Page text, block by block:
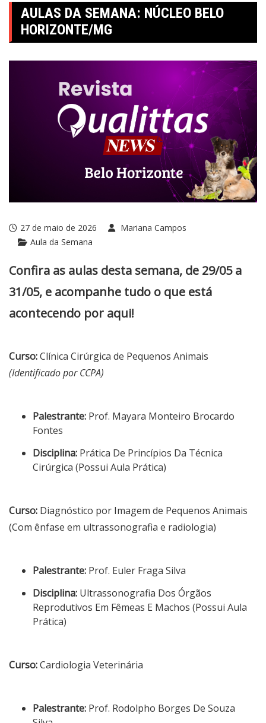
AULAS DA SEMANA: NÚCLEO BELO
HORIZONTE/MG
27 de maio de 2026
Mariana Campos
Aula da Semana
Confira as aulas desta semana, de 29/05 a
31/05, e acompanhe tudo o que está
acontecendo por aqui!
Curso:Clínica Cirúrgica de Pequenos Animais
(Identificado por CCPA)
Palestrante: Prof. Mayara Monteiro Brocardo
Fontes
Disciplina: Prática De Princípios Da Técnica
Cirúrgica (Possui Aula Prática)
Curso: Diagnóstico por Imagem de Pequenos Animais
(Com ênfase em ultrassonografia e radiologia)
Palestrante: Prof. Euler Fraga Silva
Disciplina: Ultrassonografia Dos Órgãos
Reprodutivos Em Fêmeas E Machos (Possui Aula
Prática)
Curso:Cardiologia Veterinária
Palestrante: Prof. Rodolpho Borges De Souza